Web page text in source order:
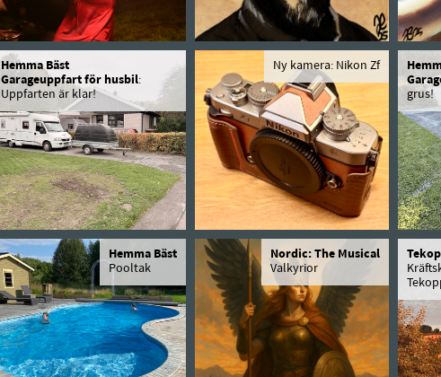
Hemma Bäst
Garageuppfart för husbil:
Uppfarten är klar!
Ny kamera: Nikon Zf
grus!
Hemma Bäst
Pooltak
Nordic: The Musical
Valkyrior